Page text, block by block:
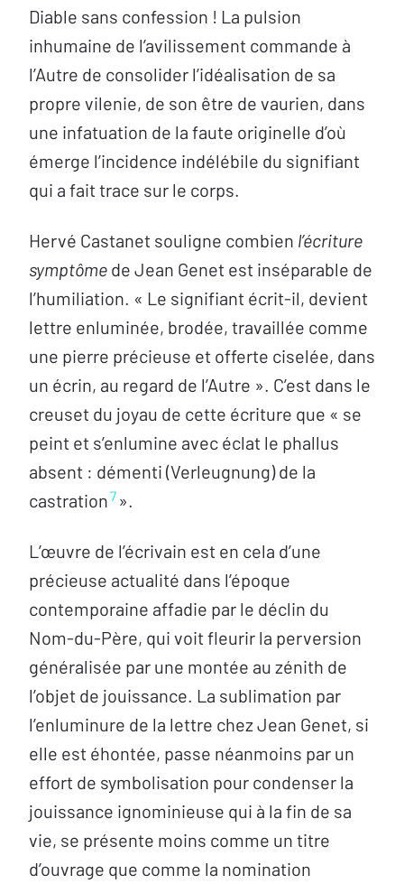
Diable sans confession ! La pulsion
inhumaine de l’avilissement commande à
l’Autre de consolider l’idéalisation de sa
propre vilenie, de son être de vaurien, dans
une infatuation de la faute originelle d’où
émerge l’incidence indélébile du signifiant
qui a fait trace sur le corps.
Hervé Castanet souligne combien l’écriture
symptôme de Jean Genet est inséparable de
l’humiliation. « Le signifiant écrit-il, devient
lettre enluminée, brodée, travaillée comme
une pierre précieuse et offerte ciselée, dans
un écrin, au regard de l’Autre ». C’est dans le
creuset du joyau de cette écriture que « se
peint et s’enlumine avec éclat le phallus
absent : démenti (Verleugnung) de la
castration7 ».
L’œuvre de l’écrivain est en cela d’une
précieuse actualité dans l’époque
contemporaine affadie par le déclin du
Nom-du-Père, qui voit fleurir la perversion
généralisée par une montée au zénith de
l’objet de jouissance. La sublimation par
l’enluminure de la lettre chez Jean Genet, si
elle est éhontée, passe néanmoins par un
effort de symbolisation pour condenser la
jouissance ignominieuse qui à la fin de sa
vie, se présente moins comme un titre
d’ouvrage que comme la nomination